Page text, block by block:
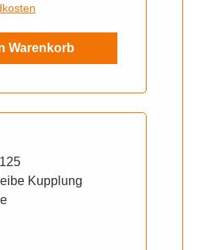
Warenkorb